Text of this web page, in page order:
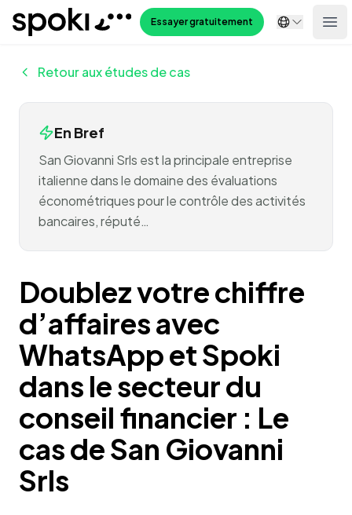
Spoki Essayer gratuitement
Retour aux études de cas
En Bref
San Giovanni Srls est la principale entreprise
italienne dans le domaine des évaluations
économétriques pour le contrôle des activités
bancaires, réputé…
Doublez votre chiffre
d’affaires avec
WhatsApp et Spoki
dans le secteur du
conseil financier : Le
cas de San Giovanni
Srls